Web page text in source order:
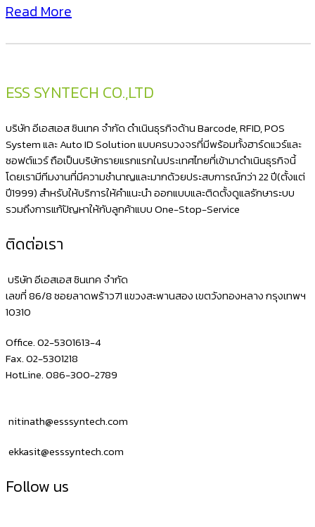
สต๊อก
Excel
Read More
ESS SYNTECH CO.,LTD
บริษัท อีเอสเอส ซินเทค จำกัด ดำเนินธุรกิจด้าน Barcode, RFID, POS
System และ Auto ID Solution แบบครบวงจรที่มีพร้อมทั้งฮาร์ดแวร์และ
ซอฟต์แวร์ ถือเป็นบริษัทรายแรกแรกในประเทศไทยที่เข้ามาดำเนินธุรกิจนี้
โดยเรามีทีมงานที่มีความชำนาญและมากด้วยประสบการณ์กว่า 22 ปี(ตั้งแต่
ปี1999) สำหรับให้บริการให้คำแนะนำ ออกแบบและติดตั้งดูแลรักษาระบบ
รวมถึงการแก้ปัญหาให้กับลูกค้าแบบ One-Stop-Service
ติดต่อเรา
บริษัท อีเอสเอส ซินเทค จำกัด
เลขที่ 86/8 ซอยลาดพร้าว71 แขวงสะพานสอง เขตวังทองหลาง กรุงเทพฯ
10310
Office. 02-5301613-4
Fax. 02-5301218
HotLine. 086-300-2789
nitinath@esssyntech.com
ekkasit@esssyntech.com
Follow us